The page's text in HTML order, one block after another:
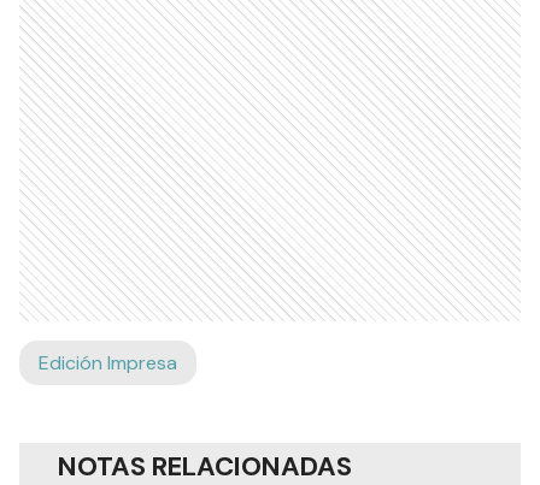
Edición Impresa
NOTAS RELACIONADAS